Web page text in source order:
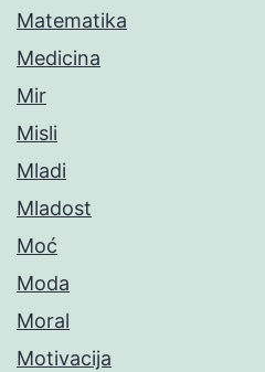
Matematika
Medicina
Mir
Misli
Mladi
Mladost
Moć
Moda
Moral
Motivacija